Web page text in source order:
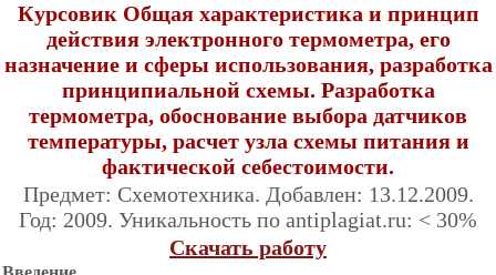
Курсовик Общая характеристика и принцип
действия электронного термометра, его
назначение и сферы использования, разработка
принципиальной схемы. Разработка
термометра, обоснование выбора датчиков
температуры, расчет узла схемы питания и
фактической себестоимости.
Предмет: Схемотехника. Добавлен: 13.12.2009.
Год: 2009. Уникальность по antiplagiat.ru: < 30%
Скачать работу